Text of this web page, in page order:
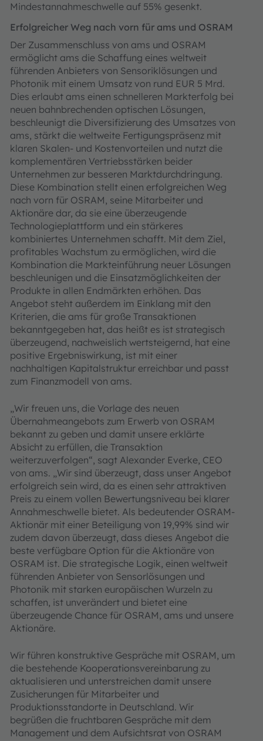
Mindestannahmeschwelle auf 55% gesenkt.
Erfolgreicher Weg nach vorn für ams und OSRAM
Der Zusammenschluss von ams und OSRAM
ermöglicht ams die Schaffung eines weltweit
führenden Anbieters von Sensoriklösungen und
Photonik mit einem Umsatz von rund EUR 5 Mrd.
Dies erlaubt ams einen schnelleren Markterfolg bei
neuen bahnbrechenden optischen Lösungen,
beschleunigt die Diversifizierung des Umsatzes von
ams, stärkt die weltweite Fertigungspräsenz mit
klaren Skalen- und Kostenvorteilen und nutzt die
komplementären Vertriebsstärken beider
Unternehmen zur besseren Marktdurchdringung.
Diese Kombination stellt einen erfolgreichen Weg
nach vorn für OSRAM, seine Mitarbeiter und
Aktionäre dar, da sie eine überzeugende
Technologieplattform und ein stärkeres
kombiniertes Unternehmen schafft. Mit dem Ziel,
profitables Wachstum zu ermöglichen, wird die
Kombination die Markteinführung neuer Lösungen
beschleunigen und die Einsatzmöglichkeiten der
Produkte in allen Endmärkten erhöhen. Das
Angebot steht außerdem im Einklang mit den
Kriterien, die ams für große Transaktionen
bekanntgegeben hat, das heißt es ist strategisch
überzeugend, nachweislich wertsteigernd, hat eine
positive Ergebniswirkung, ist mit einer
nachhaltigen Kapitalstruktur erreichbar und passt
zum Finanzmodell von ams.
„Wir freuen uns, die Vorlage des neuen
Übernahmeangebots zum Erwerb von OSRAM
bekannt zu geben und damit unsere erklärte
Absicht zu erfüllen, die Transaktion
weiterzuverfolgen“, sagt Alexander Everke, CEO
von ams. „Wir sind überzeugt, dass unser Angebot
erfolgreich sein wird, da es einen sehr attraktiven
Preis zu einem vollen Bewertungsniveau bei klarer
Annahmeschwelle bietet. Als bedeutender OSRAM-
Aktionär mit einer Beteiligung von 19,99% sind wir
zudem davon überzeugt, dass dieses Angebot die
beste verfügbare Option für die Aktionäre von
OSRAM ist. Die strategische Logik, einen weltweit
führenden Anbieter von Sensorlösungen und
Photonik mit starken europäischen Wurzeln zu
schaffen, ist unverändert und bietet eine
überzeugende Chance für OSRAM, ams und unsere
Aktionäre.
Wir führen konstruktive Gespräche mit OSRAM, um
die bestehende Kooperationsvereinbarung zu
aktualisieren und unterstreichen damit unsere
Zusicherungen für Mitarbeiter und
Produktionsstandorte in Deutschland. Wir
begrüßen die fruchtbaren Gespräche mit dem
Management und dem Aufsichtsrat von OSRAM